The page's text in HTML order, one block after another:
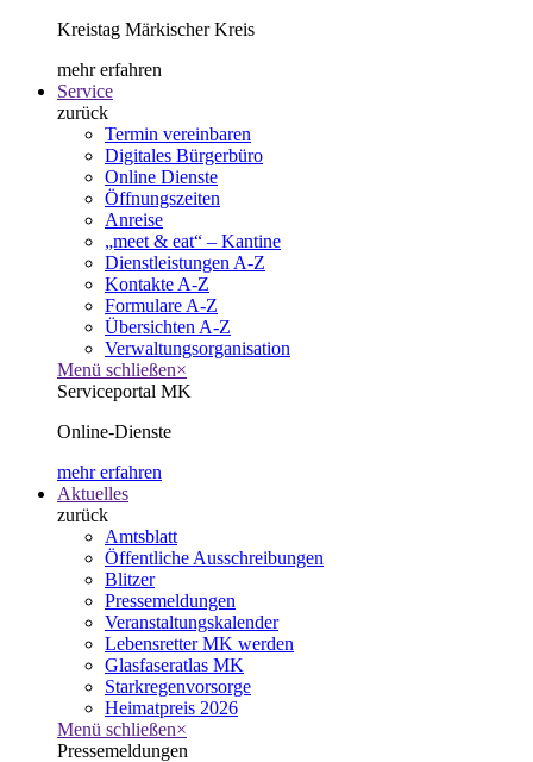
Kreistag Märkischer Kreis
mehr erfahren
Service
zurück
Termin vereinbaren
Digitales Bürgerbüro
Online Dienste
Öffnungszeiten
Anreise
„meet & eat“ – Kantine
Dienstleistungen A-Z
Kontakte A-Z
Formulare A-Z
Übersichten A-Z
Verwaltungsorganisation
Menü schließen×
Serviceportal MK
Online-Dienste
mehr erfahren
Aktuelles
zurück
Amtsblatt
Öffentliche Ausschreibungen
Blitzer
Pressemeldungen
Veranstaltungskalender
Lebensretter MK werden
Glasfaseratlas MK
Starkregenvorsorge
Heimatpreis 2026
Menü schließen×
Pressemeldungen